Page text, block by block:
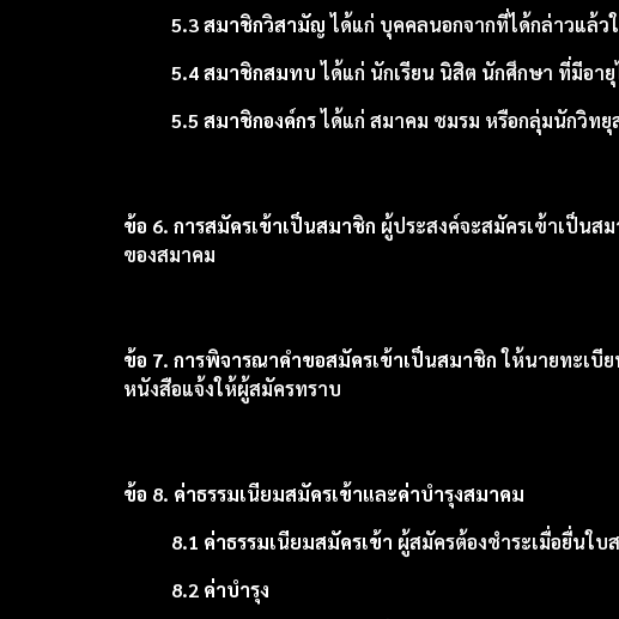
5.3 สมาชิกวิสามัญได้แก่ บุคคลนอกจากที่ได้กล่าวแล้ว
5.4 สมาชิกสมทบได้แก่ นักเรียน นิสิต นักศึกษา ที่มีอา
5.5 สมาชิกองค์กรได้แก่ สมาคม ชมรม หรือกลุ่มนักวิทยุ
ข้อ 6. การสมัครเข้าเป็นสมาชิก ผู้ประสงค์จะสมัครเข้าเป็นส
ของสมาคม
ข้อ 7. การพิจารณาคำขอสมัครเข้าเป็นสมาชิกให้นายทะเบี
หนังสือแจ้งให้ผู้สมัครทราบ
ข้อ 8. ค่าธรรมเนียมสมัครเข้าและค่าบำรุงสมาคม
8.1 ค่าธรรมเนียมสมัครเข้า ผู้สมัครต้องชำระเมื่อยื่นใบ
8.2 ค่าบำรุง